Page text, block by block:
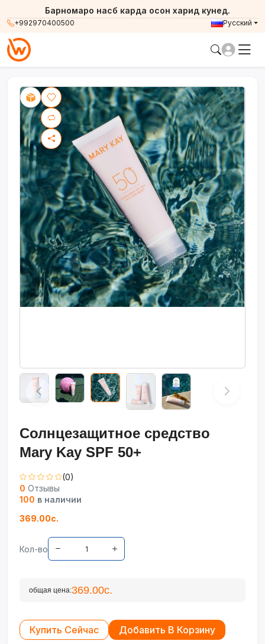
+992970400500
Барномаро насб карда осон харид кунед.
Русский
Солнцезащитное средство
Mary Kay SPF 50+
(0)
0 Отзывы
100 в наличии
369.00с.
Кол-во
общая цена:369.00с.
Купить Сейчас Добавить В Корзину